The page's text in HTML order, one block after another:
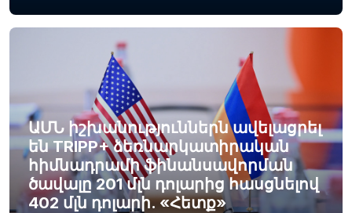
ԱՄՆ իշխանություններն ավելացրել
են TRIPP+ ձեռնարկատիրական
հիմնադրամի ֆինանսավորման
ծավալը 201 մլն դոլարից հասցնելով
402 մլն դոլարի. «Հետք»